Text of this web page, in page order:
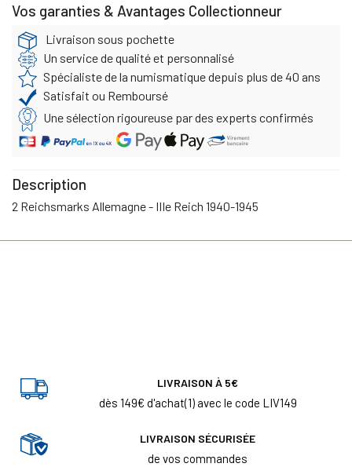
Vos garanties & Avantages Collectionneur
Livraison sous pochette
Un service de qualité et personnalisé
Spécialiste de la numismatique depuis plus de 40 ans
Satisfait ou Remboursé
Une sélection rigoureuse par des experts confirmés
Description
2 Reichsmarks Allemagne - IIIe Reich 1940-1945
LIVRAISON À 5€
dès 149€ d'achat(1) avec le code LIV149
LIVRAISON SÉCURISÉE
de vos commandes